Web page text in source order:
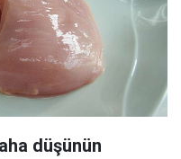
düşünün